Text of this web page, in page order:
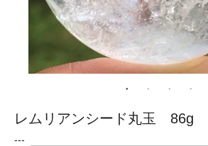
レムリアンシード丸玉 86g
---